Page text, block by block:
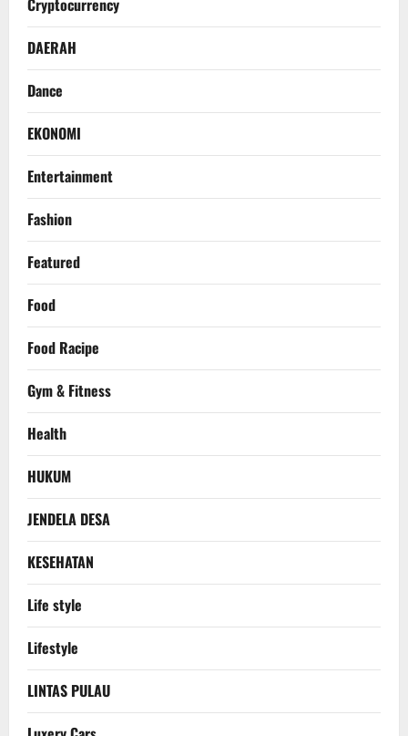
Cryptocurrency
DAERAH
Dance
EKONOMI
Entertainment
Fashion
Featured
Food
Food Racipe
Gym & Fitness
Health
HUKUM
JENDELA DESA
KESEHATAN
Life style
Lifestyle
LINTAS PULAU